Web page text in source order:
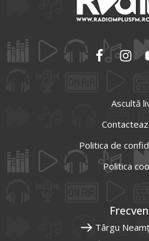
Ascultă
Politica de
Politica
Târgu